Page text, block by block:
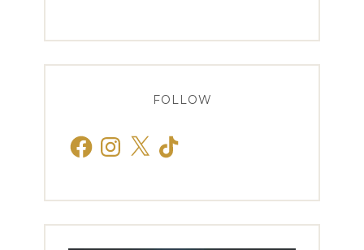
FOLLOW
FacebookInstagram
X TikTok